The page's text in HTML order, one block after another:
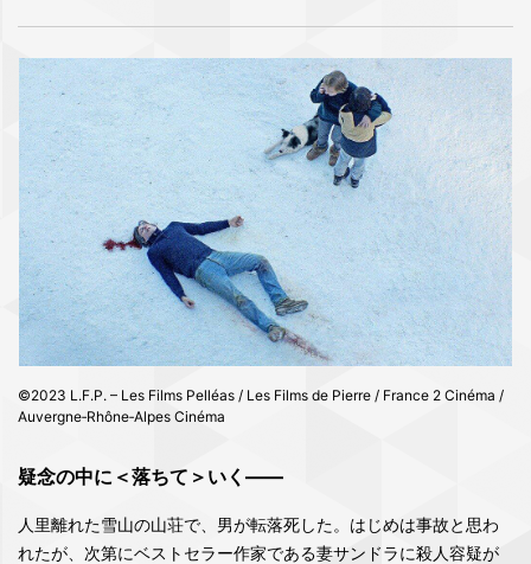
©2023 L.F.P. – Les Films Pelléas / Les Films de Pierre / France 2 Cinéma /
Auvergne‐Rhône‐Alpes Cinéma
疑念の中に＜落ちて＞いく――
人里離れた雪山の山荘で、男が転落死した。はじめは事故と思わ
れたが、次第にベストセラー作家である妻サンドラに殺人容疑が